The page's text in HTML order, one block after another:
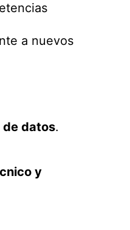
a nuevos
de datos.
y